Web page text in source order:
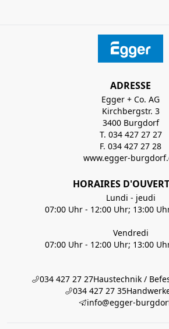
ADRESSE
Egger + Co. AG
Kirchbergstr. 3
3400 Burgdorf
T. 034 427 27 27
F. 034 427 27 28
www.egger-
HORAIRES
Lundi - jeudi
07:00 Uhr - 12:00 Uhr; 13:00
Vendredi
07:00 Uhr - 12:00 Uhr; 13:00
034 427 27 27Haustechnik /
034 427 27 35
info@egger-